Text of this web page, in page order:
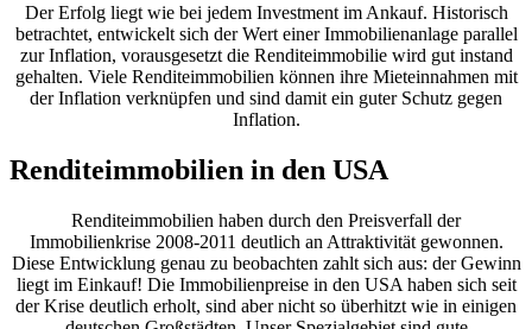
Der Erfolg liegt wie bei jedem Investment im Ankauf. Historisch
betrachtet, entwickelt sich der Wert einer Immobilienanlage parallel
zur Inflation, vorausgesetzt die Renditeimmobilie wird gut instand
gehalten. Viele Renditeimmobilien können ihre Mieteinnahmen mit
der Inflation verknüpfen und sind damit ein guter Schutz gegen
Inflation.
Renditeimmobilien in den USA
Renditeimmobilien haben durch den Preisverfall der
Immobilienkrise 2008-2011 deutlich an Attraktivität gewonnen.
Diese Entwicklung genau zu beobachten zahlt sich aus: der Gewinn
liegt im Einkauf! Die Immobilienpreise in den USA haben sich seit
der Krise deutlich erholt, sind aber nicht so überhitzt wie in einigen